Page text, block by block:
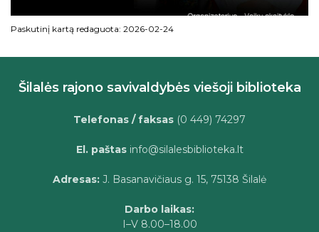
Paskutinį kartą redaguota: 2026-02-24
Šilalės rajono savivaldybės viešoji biblioteka
Telefonas / faksas (0 449) 74297
El. paštasinfo@silalesbiblioteka.lt
Adresas: J. Basanavičiaus g. 15, 75138 Šilalė
Darbo laikas:
I–V 8.00–18.00